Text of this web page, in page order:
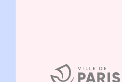
Ville
de